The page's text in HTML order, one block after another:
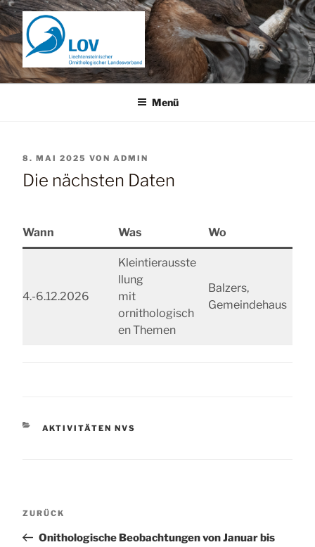
Zum
Inhalt
springen
Menü
VERÖFFENTLICHT
AM
8. MAI 2025 VON ADMIN
Die nächsten Daten
Wann Was Wo
4.-6.12.2026
Kleintierausste
llung
mit
ornithologisch
en Themen
Balzers,
Gemeindehaus
KATEGORIEN
AKTIVITÄTEN NVS
Vorheriger
ZURÜCK
Onithologische Beobachtungen von Januar bis